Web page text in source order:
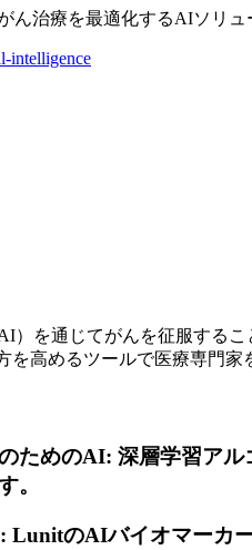
ん治療を最適化するAIソリ
intelligence
）を通じてがんを征服する
を高めるツールで医療専門家
ためのAI: 深層学習ア
。
LunitのAIバイオマーカ